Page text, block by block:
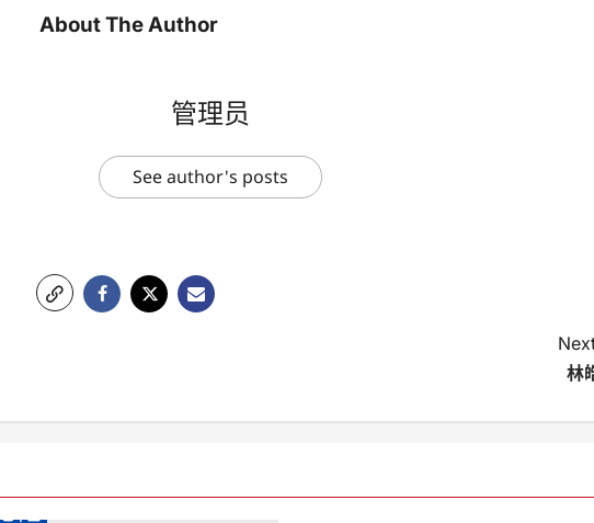
About The Author
管理员
See author's posts
林
已毕业